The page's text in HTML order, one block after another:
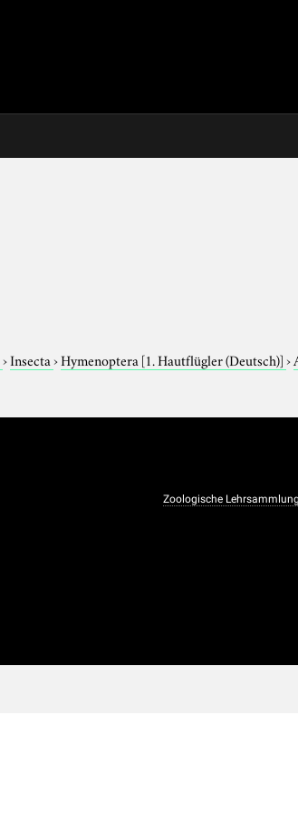
›Insecta›Hymenoptera [1. Hautflügler (Deutsch)]›
Zoologische Lehrsammlung